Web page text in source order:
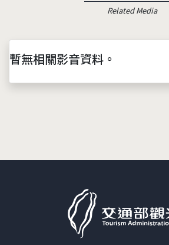
Related Media
暫無相關影音資料。